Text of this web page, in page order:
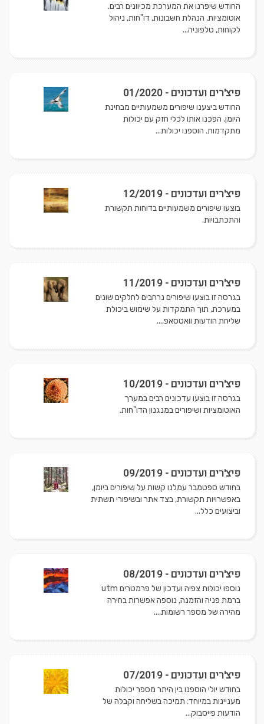
החודש שיפרנו את המערכת מכיוונים רבים.
אוטומציות, הנהלת חשבונות, דו"חות, ניהול
לקוחות, טלפוניה...
פיצ'רים ועדכונים - 01/2020
החודש ביצענו שיפורים משמעותיים מבחינת
היומן. הפכנו אותו לכלי חזק עם יכולות
מתקדמות. הוספנו יכולות...
פיצ'רים ועדכונים - 12/2019
בוצעו שיפורים משמעותיים בדוחות תקשורת
והתכתבויות.
פיצ'רים ועדכונים - 11/2019
בגרסה זו בוצעו שיפורים נרחבים לחלקים שונים
במערכת, תוך התמקדות על שימוש ביכולת
שליחת הודעות וואטסאפ,...
פיצ'רים ועדכונים - 10/2019
בגרסה זו בוצעו עדכונים רבים במערך
האוטומציות ושיפורים במנגנון הדו"חות.
פיצ'רים ועדכונים - 09/2019
בחודש ספטמבר עמלנו קשות על שיפורים ביומן,
באפשרויות תקשורת, בצד אתר ובשיפורי תשתית
וביצועים כלל...
פיצ'רים ועדכונים - 08/2019
נוספו יכולות צפיה ועדכון של פרמטרים utm
ברמת פניה והזמנה, נוספה אפשרות בחירה
מהירה של מספר רשומות,...
פיצ'רים ועדכונים - 07/2019
בחודש יולי הוספנו בין היתר מספר יכולות
מעניינות במיוחד: תמיכה בשליחה וקבלה של
הודעות פייסבוק...